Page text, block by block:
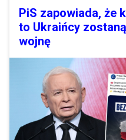
PiS zapowiada, że
to Ukraińcy
wojnę